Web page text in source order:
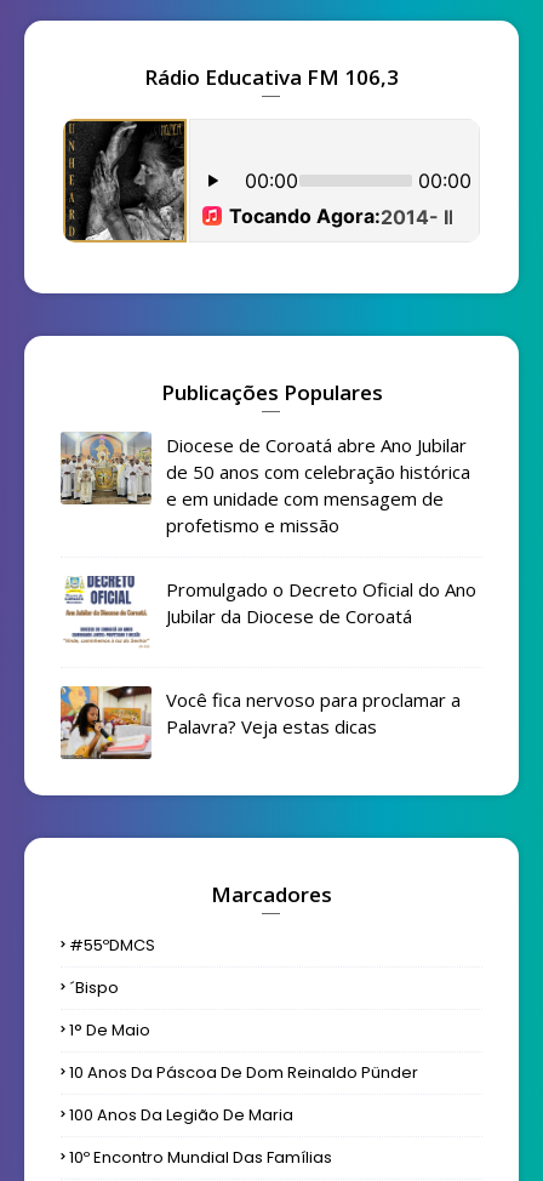
Rádio Educativa FM 106,3
Publicações Populares
Diocese de Coroatá abre Ano Jubilar
de 50 anos com celebração histórica
e em unidade com mensagem de
profetismo e missão
Promulgado o Decreto Oficial do Ano
Jubilar da Diocese de Coroatá
Você fica nervoso para proclamar a
Palavra? Veja estas dicas
Marcadores
#55ºDMCS
´bispo
1° De Maio
10 Anos Da Páscoa De Dom Reinaldo Pünder
100 Anos Da Legião De Maria
10º Encontro Mundial Das Famílias